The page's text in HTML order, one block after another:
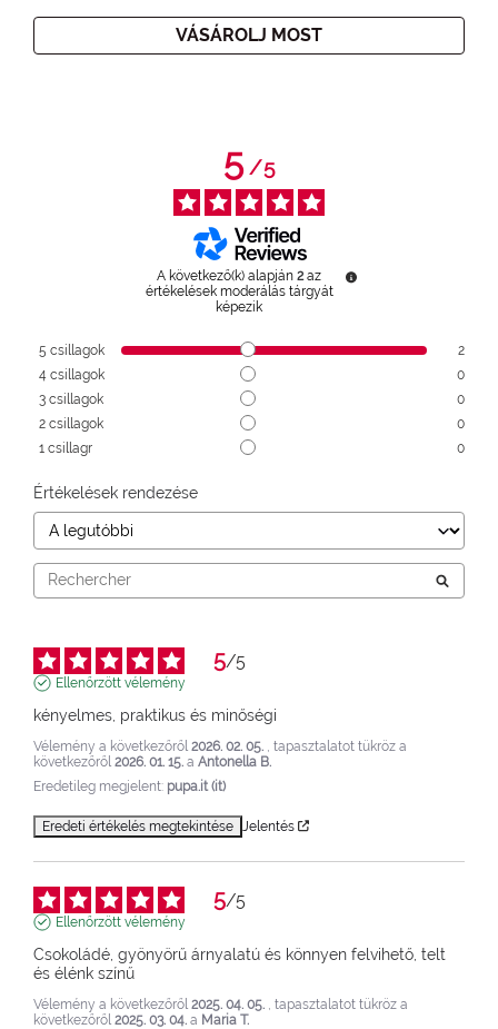
VÁSÁROLJ MOST
5/5
A következő(k) alapján 2 az
értékelések moderálás tárgyát
képezik
5 csillagok
2
4 csillagok
0
3 csillagok
0
2 csillagok
0
1 csillagr 0
Értékelések rendezése
5/5
Ellenőrzött vélemény
kényelmes, praktikus és minőségi
Vélemény a következőről 2026. 02. 05. , tapasztalatot tükröz a
következőről 2026. 01. 15. a Antonella B.
Eredetileg megjelent: pupa.it (it)
Eredeti értékelés megtekintése Jelentés
5/5
Ellenőrzött vélemény
Csokoládé, gyönyörű árnyalatú és könnyen felvihető, telt
és élénk színű
Vélemény a következőről 2025. 04. 05. , tapasztalatot tükröz a
következőről 2025. 03. 04. a Maria T.